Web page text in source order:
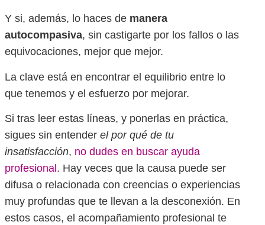
Y si, además, lo haces de manera
autocompasiva, sin castigarte por los fallos o las
equivocaciones, mejor que mejor.
La clave está en encontrar el equilibrio entre lo
que tenemos y el esfuerzo por mejorar.
Si tras leer estas líneas, y ponerlas en práctica,
sigues sin entender el por qué de tu
insatisfacción, no dudes en buscar ayuda
profesional. Hay veces que la causa puede ser
difusa o relacionada con creencias o experiencias
muy profundas que te llevan a la desconexión. En
estos casos, el acompañamiento profesional te